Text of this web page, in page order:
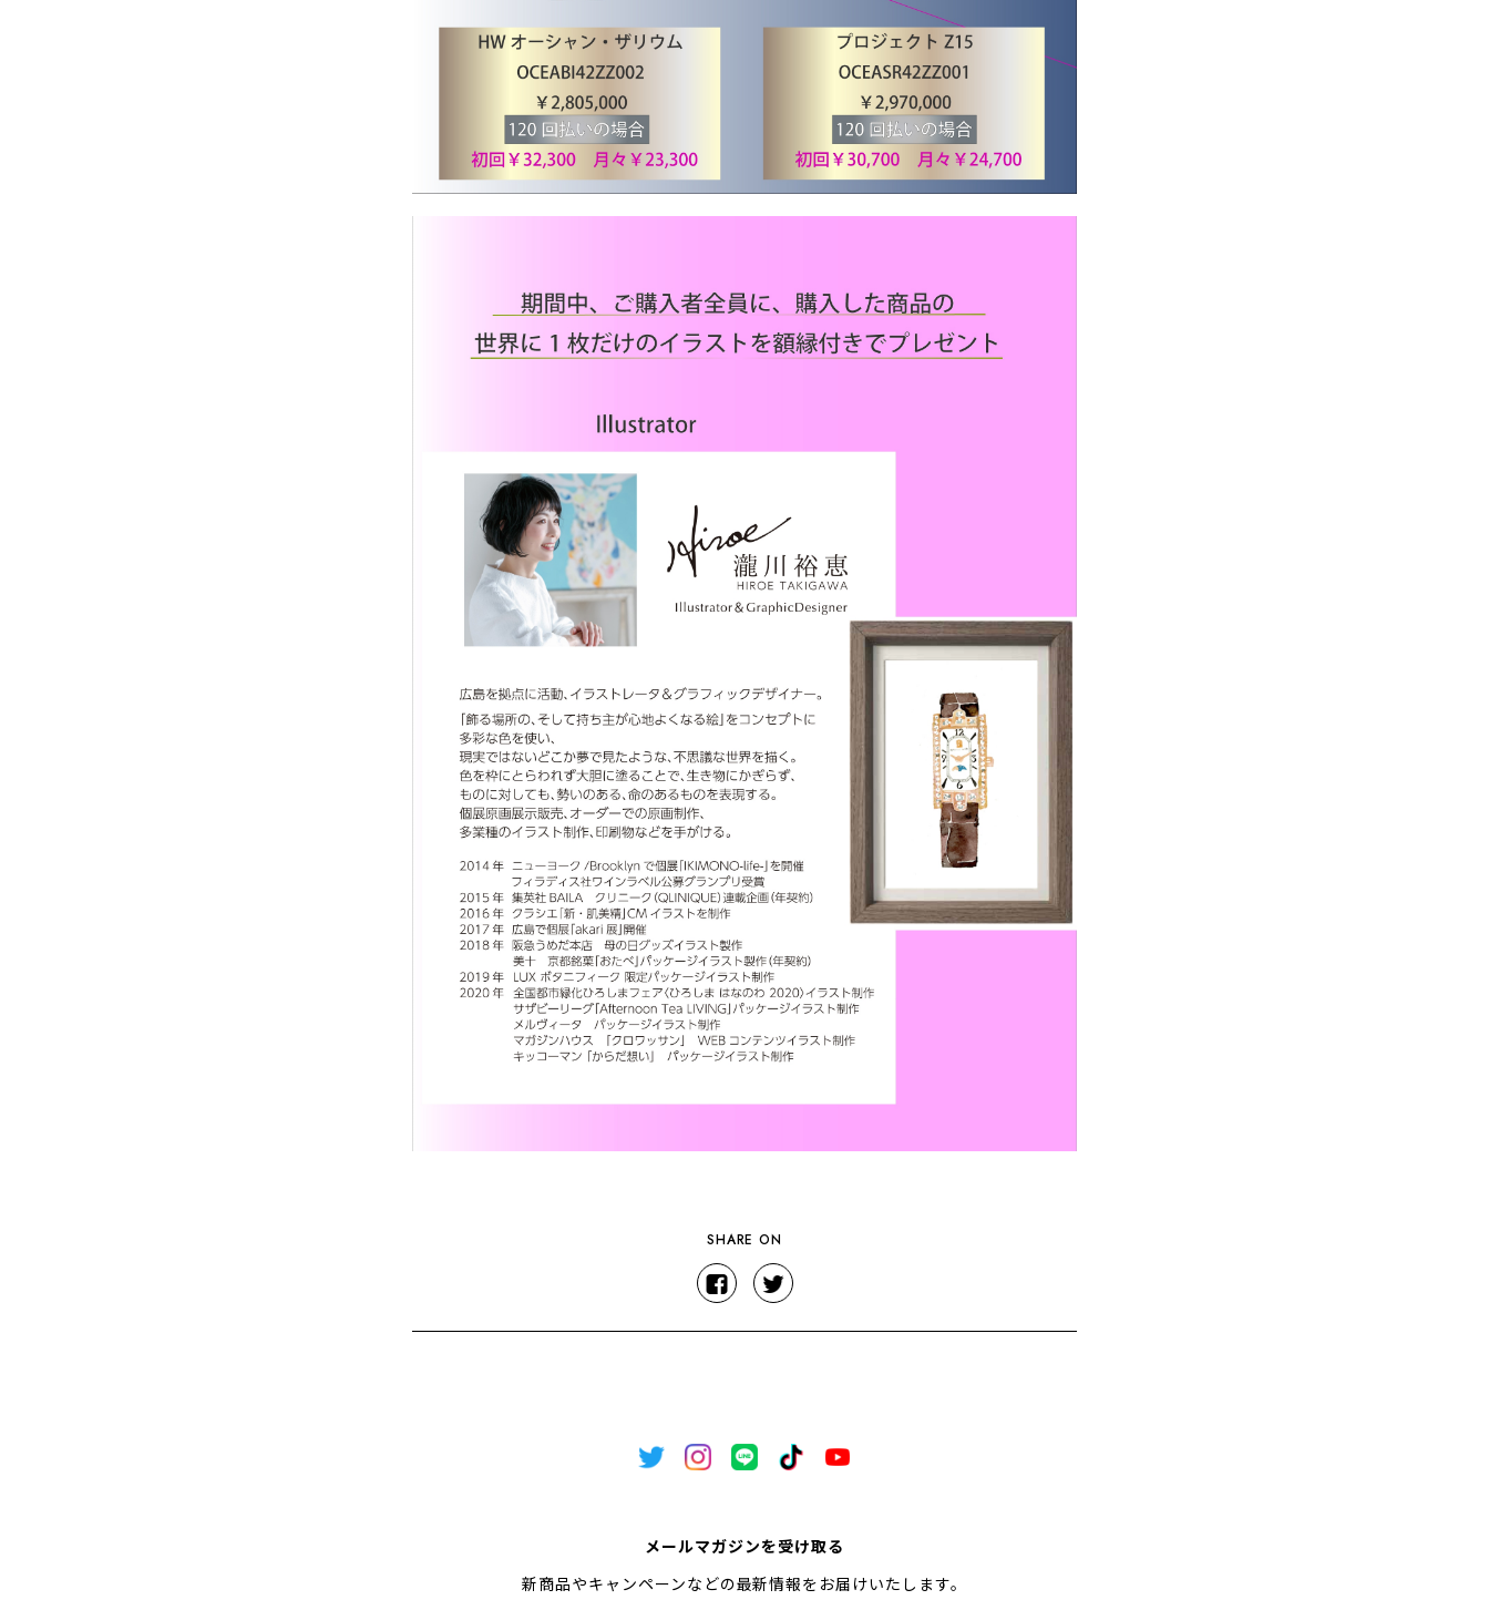
SHARE ON
メールマガジンを受け取る
新商品やキャンペーンなどの最新情報をお届けいたします。